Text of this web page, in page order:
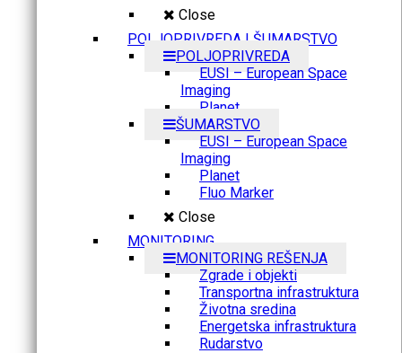
Close
POLJOPRIVREDA I ŠUMARSTVO
POLJOPRIVREDA
EUSI – European Space
Imaging
Planet
ŠUMARSTVO
EUSI – European Space
Imaging
Planet
Fluo Marker
Close
MONITORING
MONITORING REŠENJA
Zgrade i objekti
Transportna infrastruktura
Životna sredina
Energetska infrastruktura
Rudarstvo